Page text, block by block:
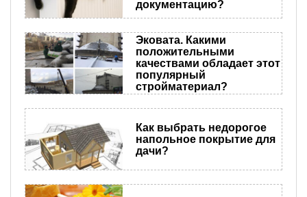
документацию?
Эковата. Какими
положительными
качествами обладает этот
популярный
стройматериал?
Как выбрать недорогое
напольное покрытие для
дачи?